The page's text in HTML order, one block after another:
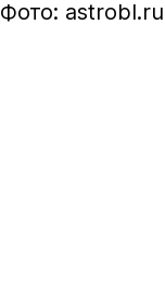
Фото: astrobl.ru